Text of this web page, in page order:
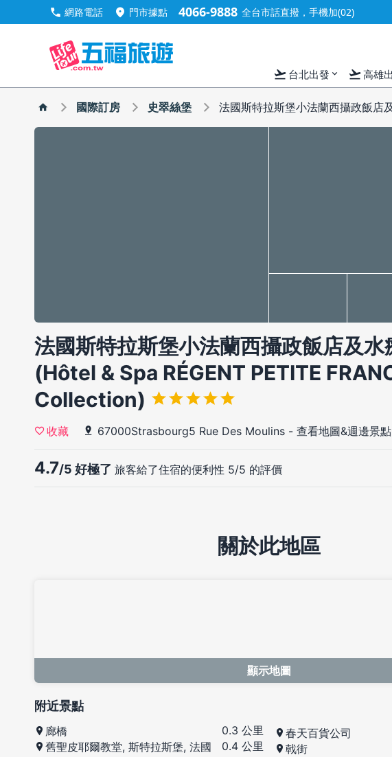
call 網路電話 location_on 門市據點 4066-9888 全台市話直撥，手機加(02)
flight_takeoff 台北出發 expand_more flight_takeoff高雄
國際訂房 史翠絲堡 法國斯特拉斯堡小法蘭西攝政飯店
法國斯特拉斯堡小法蘭西攝政飯店及水
(Hôtel & Spa RÉGENT PETITE
Collection)
收藏 67000Strasbourg5 Rue Des Moulins - 查看地圖&週邊景點
4.7/5 好極了 旅客給了住宿的便利性 5/5 的評價
關於此地區
顯示地圖
附近景點
廊橋
0.3 公里
舊聖皮耶爾教堂, 斯特拉斯堡, 法國
0.4 公里
春天百貨公司
戟街